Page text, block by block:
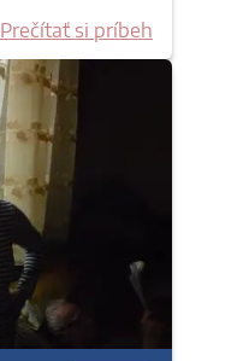
Prečítať si príbeh